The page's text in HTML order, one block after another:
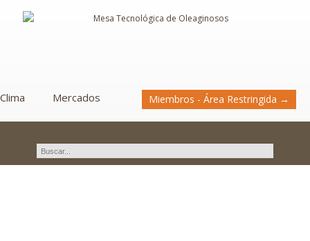
Clima Mercados Miembros - Área Restringida →